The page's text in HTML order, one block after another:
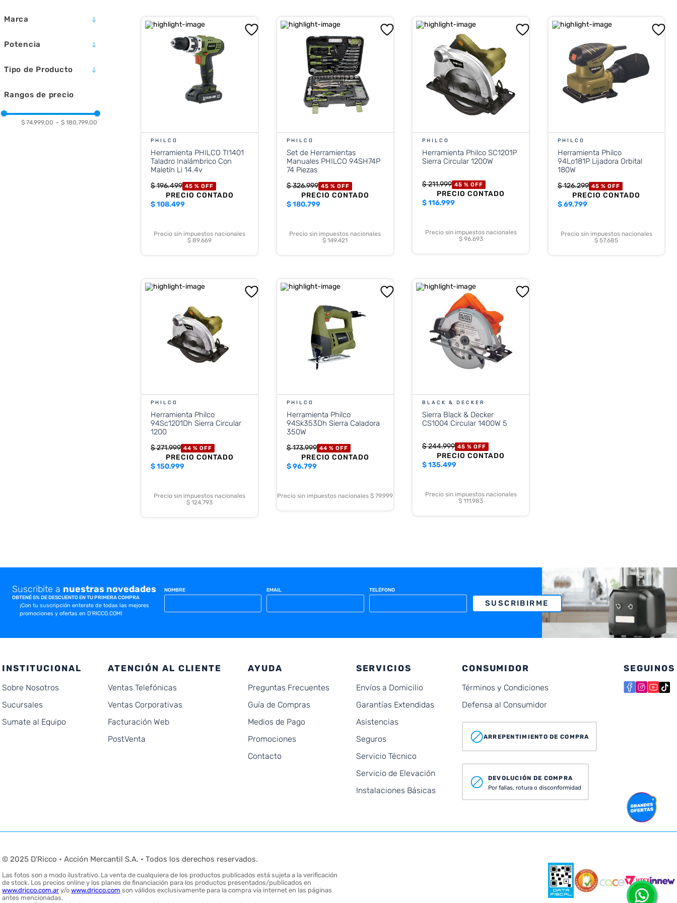
Marca
PHILCO
Potencia
1200 W
180W
Tipo de Producto
TALADRO
Rangos de precio
$ 74.999,00 – $ 180.799,00
PHILCO
Herramienta PHILCO TI1401
Taladro Inalámbrico Con
Maletín Li 14.4v
$196.499 45 % OFF
PRECIO CONTADO
$108.499
Precio sin impuestos nacionales
$ 89.669
PHILCO
Set de Herramientas
Manuales PHILCO 94SH74P
74 Piezas
$326.999 45 % OFF
PRECIO CONTADO
$180.799
Precio sin impuestos nacionales
$ 149.421
PHILCO
Herramienta Philco SC1201P
Sierra Circular 1200W
$211.999 45 % OFF
PRECIO CONTADO
$116.999
Precio sin impuestos nacionales
$ 96.693
PHILCO
Herramienta Philco
94Lo181P Lijadora Orbital
180W
$126.299 45 % OFF
PRECIO CONTADO
$69.799
Precio sin impuestos nacionales
$ 57.685
PHILCO
Herramienta Philco
94Sc1201Dh Sierra Circular
1200
$271.999 44 % OFF
PRECIO CONTADO
$150.999
Precio sin impuestos nacionales
$ 124.793
PHILCO
Herramienta Philco
94Sk353Dh Sierra Caladora
350W
$173.999 44 % OFF
PRECIO CONTADO
$96.799
Precio sin impuestos nacionales $ 79.999
BLACK & DECKER
Sierra Black & Decker
CS1004 Circular 1400W 5
$244.999 45 % OFF
PRECIO CONTADO
$135.499
Precio sin impuestos nacionales
$ 111.983
Suscribite a nuestras novedades
OBTENÉ 5% DE DESCUENTO EN TU PRIMERA COMPRA
¡Con tu suscripción enterate de todas las mejores
promociones y ofertas en D'RICCO.COM!
NOMBRE EMAIL TELÉFONO
SUSCRIBIRME
INSTITUCIONAL
Sobre Nosotros
Sucursales
Sumate al Equipo
ATENCIÓN AL CLIENTE
Ventas Telefónicas
Ventas Corporativas
Facturación Web
PostVenta
AYUDA
Preguntas Frecuentes
Guía de Compras
Medios de Pago
Promociones
Contacto
SERVICIOS
Envíos a Domicilio
Garantías Extendidas
Asistencias
Seguros
Servicio Técnico
Servicio de Elevación
Instalaciones Básicas
CONSUMIDOR
Términos y Condiciones
Defensa al Consumidor
ARREPENTIMIENTO DE COMPRA
DEVOLUCIÓN DE COMPRA
Por fallas, rotura o disconformidad
SEGUINOS
© 2025 D'Ricco • Acción Mercantil S.A. • Todos los derechos reservados.
Las fotos son a modo ilustrativo. La venta de cualquiera de los productos publicados está sujeta a la verificación
de stock. Los precios online y los planes de financiación para los productos presentados/publicados en
www.dricco.com.ar y/o www.dricco.com son válidos exclusivamente para la compra vía internet en las páginas
antes mencionadas.